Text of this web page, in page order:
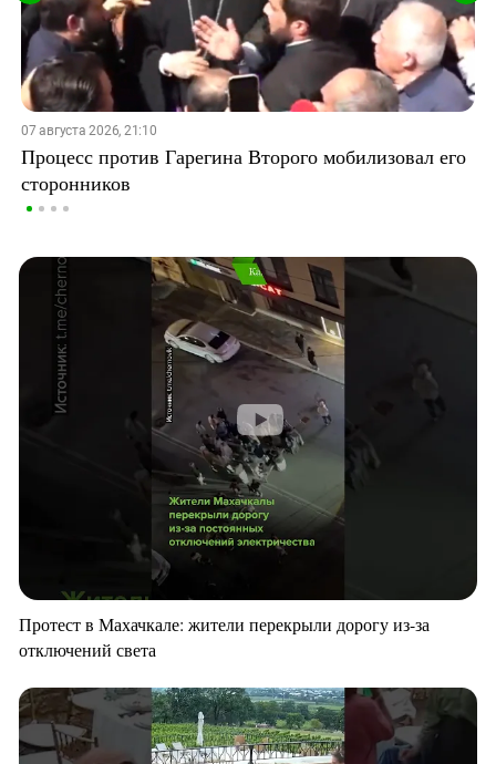
07 августа 2026, 21:10
Процесс против Гарегина Второго мобилизовал его
сторонников
Протест в Махачкале: жители перекрыли дорогу из-за
отключений света